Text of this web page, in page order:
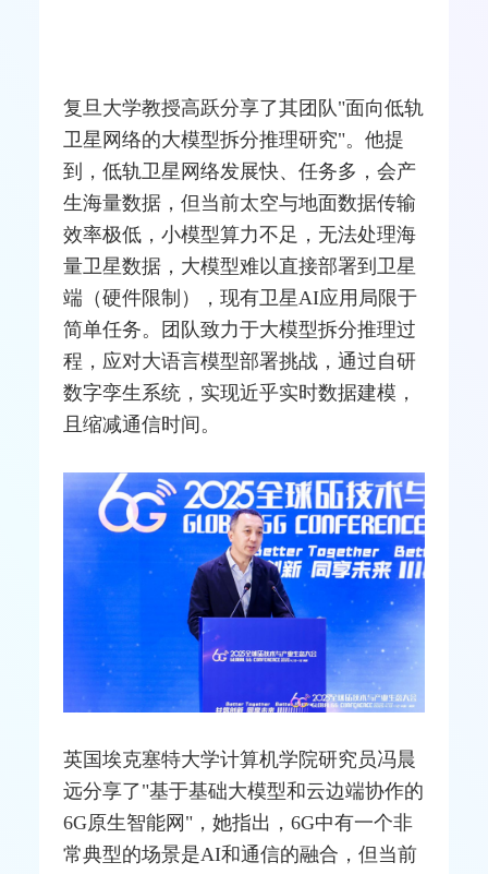
复旦大学教授高跃分享了其团队"面向低轨
卫星网络的大模型拆分推理研究"。他提
到，低轨卫星 网络发展快、任务多，会产
生海量数据，但当前太空与地面数据传输
效率极低，小模型算力不足，无法处理海
量卫星数据，大模型难以直接部署到卫星
端（硬件限制），现有卫星AI应用局限于
简单任务。团队致力于大模型拆分推理过
程，应对大语言模型部署挑战，通过自研
数字孪生系统，实现近乎实时数据建模，
且缩减通信时间。
英国埃克塞特大学计算机学院研究员冯晨
远分享了"基于基础大模型和云边端协作的
6G原生智能网 "，她指出，6G中有一个非
常典型的场景是AI和通信的融合，但当前